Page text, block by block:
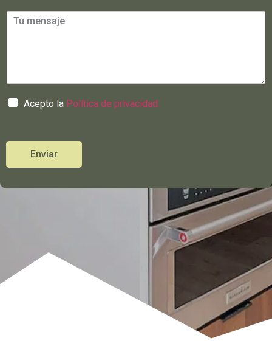
Acepto la Política de privacidad
Enviar